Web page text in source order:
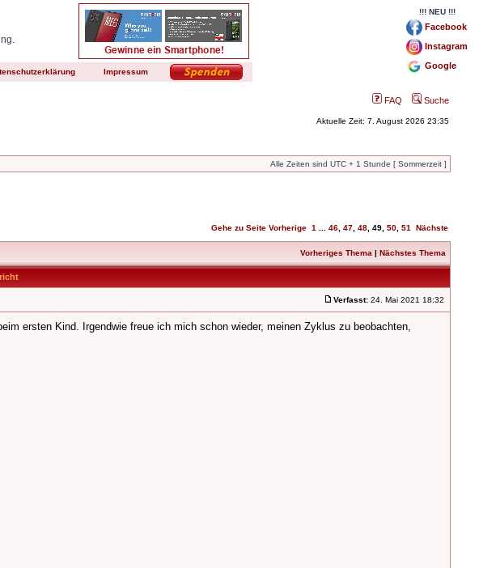
Impressum
!!! NEU !!!
Facebook
Instagram
Google
FAQ Suche
Aktuelle Zeit: 7. August 2026 23:35
Alle Zeiten sind UTC + 1 Stunde [ Sommerzeit ]
Gehe zu Seite Vorherige 1 46 47 48 49 50 51 Nächste
Vorheriges Thema | Nächstes Thema
Verfasst: 24. Mai 2021 18:32
ersten Kind. Irgendwie freue ich mich schon wieder, meinen Zyklus zu beobachten,